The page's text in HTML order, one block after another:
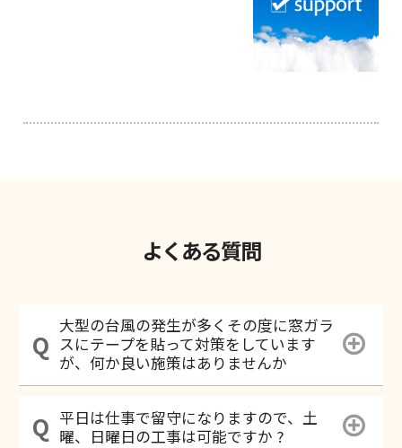
よくある質問
大型の台風の発生が多くその度に窓ガラ
スにテープを貼って対策をしています
が、何か良い施策はありませんか
平日は仕事で留守になりますので、土
曜、日曜日の工事は可能ですか ?